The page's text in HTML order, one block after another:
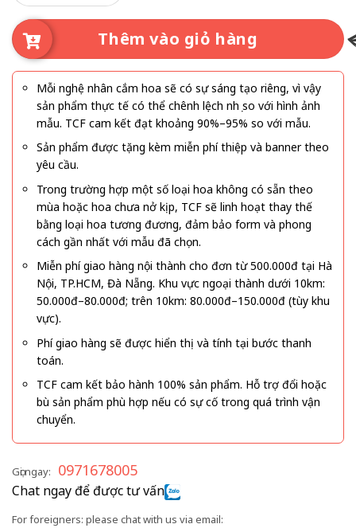
Thêm vào giỏ hàng
Mỗi nghệ nhân cắm hoa sẽ có sự sáng tạo riêng, vì vậy
sản phẩm thực tế có thể chênh lệch nhẹ so với hình ảnh
mẫu. TCF cam kết đạt khoảng 90%–95% so với mẫu.
Sản phẩm được tặng kèm miễn phí thiệp và banner theo
yêu cầu.
Trong trường hợp một số loại hoa không có sẵn theo
mùa hoặc hoa chưa nở kịp, TCF sẽ linh hoạt thay thế
bằng loại hoa tương đương, đảm bảo form và phong
cách gần nhất với mẫu đã chọn.
Miễn phí giao hàng nội thành cho đơn từ 500.000đ tại Hà
Nội, TP.HCM, Đà Nẵng. Khu vực ngoại thành dưới 10km:
50.000đ–80.000đ; trên 10km: 80.000đ–150.000đ (tùy khu
vực).
Phí giao hàng sẽ được hiển thị và tính tại bước thanh
toán.
TCF cam kết bảo hành 100% sản phẩm. Hỗ trợ đổi hoặc
bù sản phẩm phù hợp nếu có sự cố trong quá trình vận
chuyển.
Gọi ngay: 0971678005
Chat ngay để được tư vấn
For foreigners: please chat with us via email: